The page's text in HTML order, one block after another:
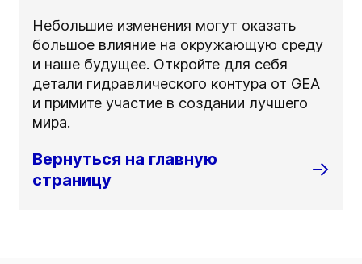
Небольшие изменения могут оказать
большое влияние на окружающую среду
и наше будущее. Откройте для себя
детали гидравлического контура от GEA
и примите участие в создании лучшего
мира.
Вернуться на главную
страницу